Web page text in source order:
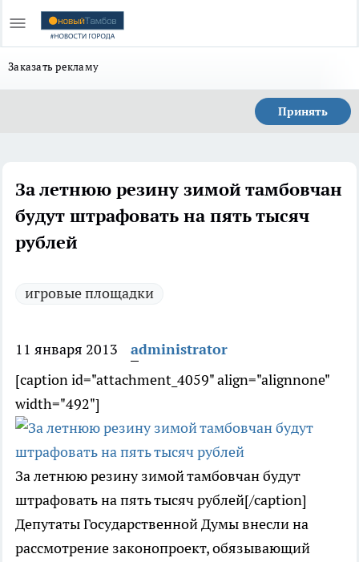
Заказать рекламу
Принять
За летнюю резину зимой тамбовчан
будут штрафовать на пять тысяч
рублей
игровые площадки
11 января 2013
administrator
[caption id="attachment_4059" align="alignnone"
width="492"]
За летнюю резину зимой тамбовчан будут
штрафовать на пять тысяч рублей[/caption]
Депутаты Государственной Думы внесли на
рассмотрение законопроект, обязывающий